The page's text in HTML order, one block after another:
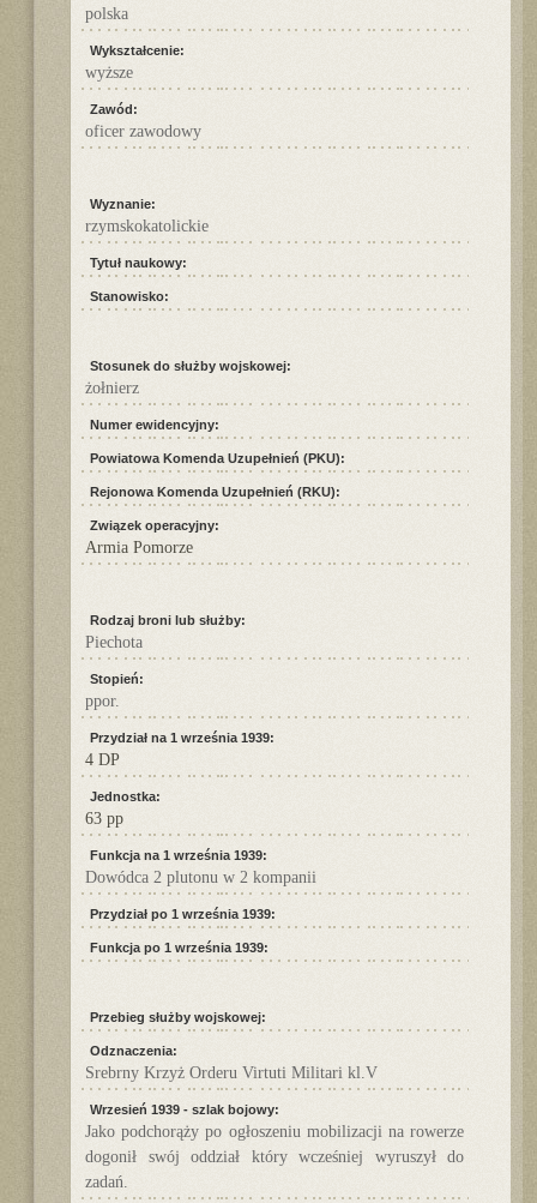
polska
Wykształcenie:
wyższe
Zawód:
oficer zawodowy
Wyznanie:
rzymskokatolickie
Tytuł naukowy:
Stanowisko:
Stosunek do służby wojskowej:
żołnierz
Numer ewidencyjny:
Powiatowa Komenda Uzupełnień (PKU):
Rejonowa Komenda Uzupełnień (RKU):
Związek operacyjny:
Armia Pomorze
Rodzaj broni lub służby:
Piechota
Stopień:
ppor.
Przydział na 1 września 1939:
4 DP
Jednostka:
63 pp
Funkcja na 1 września 1939:
Dowódca 2 plutonu w 2 kompanii
Przydział po 1 września 1939:
Funkcja po 1 września 1939:
Przebieg służby wojskowej:
Odznaczenia:
Srebrny Krzyż Orderu Virtuti Militari kl.V
Wrzesień 1939 - szlak bojowy:
Jako podchorąży po ogłoszeniu mobilizacji na rowerze
dogonił swój oddział który wcześniej wyruszył do
zadań.